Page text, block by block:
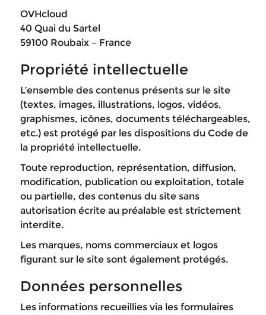
OVHcloud
40 Quai du Sartel
59100 Roubaix – France
Propriété intellectuelle
L’ensemble des contenus présents sur le site
(textes, images, illustrations, logos, vidéos,
graphismes, icônes, documents téléchargeables,
etc.) est protégé par les dispositions du Code de
la propriété intellectuelle.
Toute reproduction, représentation, diffusion,
modification, publication ou exploitation, totale
ou partielle, des contenus du site sans
autorisation écrite au préalable est strictement
interdite.
Les marques, noms commerciaux et logos
figurant sur le site sont également protégés.
Données personnelles
Les informations recueillies via les formulaires